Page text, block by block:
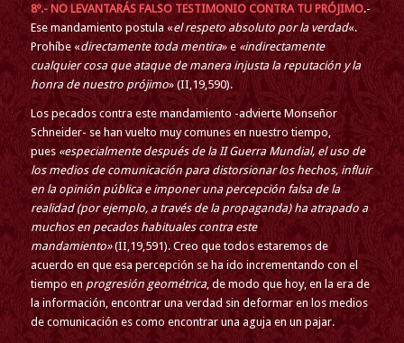
8º.- NO LEVANTARÁS FALSO TESTIMONIO CONTRA TU PRÓJIMO.-
Ese mandamiento postula «el respeto absoluto por la verdad«.
Prohíbe «directamente toda mentira» e «indirectamente
cualquier cosa que ataque de manera injusta la reputación y la
honra de nuestro prójimo» (II,19,590).
Los pecados contra este mandamiento -advierte Monseñor
Schneider- se han vuelto muy comunes en nuestro tiempo,
pues «especialmente después de la II Guerra Mundial, el uso de
los medios de comunicación para distorsionar los hechos, influir
en la opinión pública e imponer una percepción falsa de la
realidad (por ejemplo, a través de la propaganda) ha atrapado a
muchos en pecados habituales contra este
mandamiento»(II,19,591). Creo que todos estaremos de
acuerdo en que esa percepción se ha ido incrementando con el
tiempo enprogresión geométrica, de modo que hoy, en la era de
la información, encontrar una verdad sin deformar en los medios
de comunicación es como encontrar una aguja en un pajar.